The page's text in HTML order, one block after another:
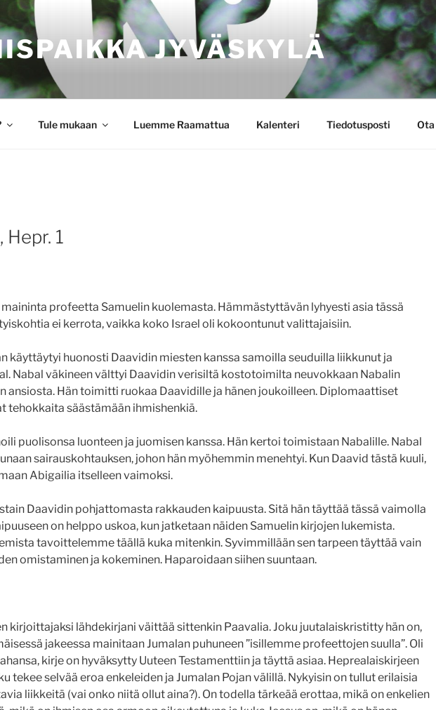
JYVÄSKYLÄ
Tule mukaan Luemme Raamattua Kalenteri Tiedotusposti
Hepr. 1
maininta profeetta Samuelin kuolemasta. Hämmästyttävän lyhyesti asia tässä
ei kerrota, vaikka koko Israel oli kokoontunut valittajaisiin.
käyttäytyi huonosti Daavidin miesten kanssa samoilla seuduilla liikkunut ja
Nabal väkineen välttyi Daavidin verisiltä kostotoimilta neuvokkaan Nabalin
ansiosta. Hän toimitti ruokaa Daavidille ja hänen joukoilleen. Diplomaattiset
tehokkaita säästämään ihmishenkiä.
puolisonsa luonteen ja juomisen kanssa. Hän kertoi toimistaan Nabalille. Nabal
sairauskohtauksen, johon hän myöhemmin menehtyi. Kun Daavid tästä kuuli,
Abigailia itselleen vaimoksi.
Daavidin pohjattomasta rakkauden kaipuusta. Sitä hän täyttää tässä vaimolla
on helppo uskoa, kun jatketaan näiden Samuelin kirjojen lukemista.
tavoittelemme täällä kuka mitenkin. Syvimmillään sen tarpeen täyttää vain
omistaminen ja kokeminen. Haparoidaan siihen suuntaan.
kirjoittajaksi lähdekirjani väittää sittenkin Paavalia. Joku juutalaiskristitty hän on,
jakeessa mainitaan Jumalan puhuneen ”isillemme profeettojen suulla”. Oli
kirje on hyväksytty Uuteen Testamenttiin ja täyttä asiaa. Heprealaiskirjeen
tekee selvää eroa enkeleiden ja Jumalan Pojan välillä. Nykyisin on tullut erilaisia
liikkeitä (vai onko niitä ollut aina?). On todella tärkeää erottaa, mikä on enkelien